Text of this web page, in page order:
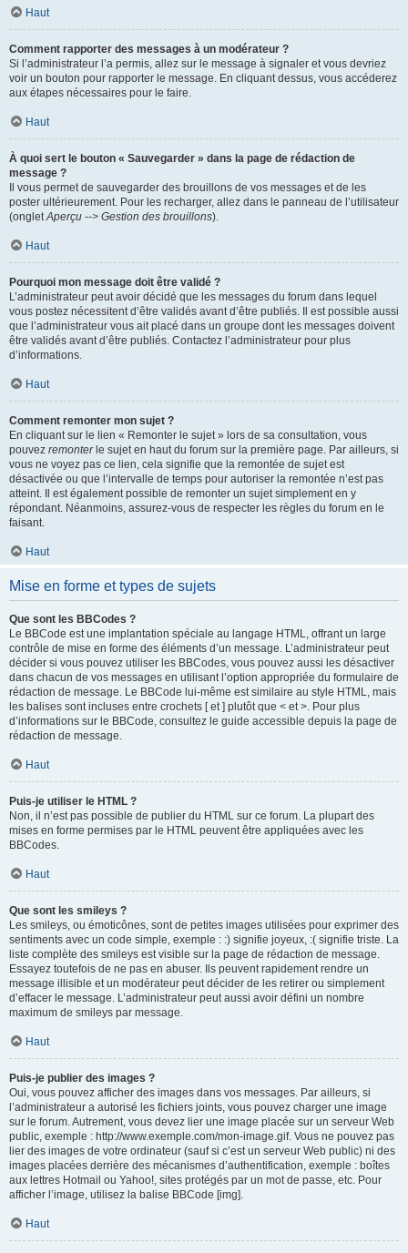
Haut
Comment rapporter des messages à un modérateur ?
Si l’administrateur l’a permis, allez sur le message à signaler et vous devriez
voir un bouton pour rapporter le message. En cliquant dessus, vous accéderez
aux étapes nécessaires pour le faire.
Haut
À quoi sert le bouton « Sauvegarder » dans la page de rédaction de
message ?
Il vous permet de sauvegarder des brouillons de vos messages et de les
poster ultérieurement. Pour les recharger, allez dans le panneau de l’utilisateur
(ongletAperçu --> Gestion des brouillons).
Haut
Pourquoi mon message doit être validé ?
L’administrateur peut avoir décidé que les messages du forum dans lequel
vous postez nécessitent d’être validés avant d’être publiés. Il est possible aussi
que l’administrateur vous ait placé dans un groupe dont les messages doivent
être validés avant d’être publiés. Contactez l’administrateur pour plus
d’informations.
Haut
Comment remonter mon sujet ?
En cliquant sur le lien « Remonter le sujet » lors de sa consultation, vous
pouvez remonterle sujet en haut du forum sur la première page. Par ailleurs, si
vous ne voyez pas ce lien, cela signifie que la remontée de sujet est
désactivée ou que l’intervalle de temps pour autoriser la remontée n’est pas
atteint. Il est également possible de remonter un sujet simplement en y
répondant. Néanmoins, assurez-vous de respecter les règles du forum en le
faisant.
Haut
Mise en forme et types de sujets
Que sont les BBCodes ?
Le BBCode est une implantation spéciale au langage HTML, offrant un large
contrôle de mise en forme des éléments d’un message. L’administrateur peut
décider si vous pouvez utiliser les BBCodes, vous pouvez aussi les désactiver
dans chacun de vos messages en utilisant l’option appropriée du formulaire de
rédaction de message. Le BBCode lui-même est similaire au style HTML, mais
les balises sont incluses entre crochets [ et ] plutôt que < et >. Pour plus
d’informations sur le BBCode, consultez le guide accessible depuis la page de
rédaction de message.
Haut
Puis-je utiliser le HTML ?
Non, il n’est pas possible de publier du HTML sur ce forum. La plupart des
mises en forme permises par le HTML peuvent être appliquées avec les
BBCodes.
Haut
Que sont les smileys ?
Les smileys, ou émoticônes, sont de petites images utilisées pour exprimer des
sentiments avec un code simple, exemple : :) signifie joyeux, :( signifie triste. La
liste complète des smileys est visible sur la page de rédaction de message.
Essayez toutefois de ne pas en abuser. Ils peuvent rapidement rendre un
message illisible et un modérateur peut décider de les retirer ou simplement
d’effacer le message. L’administrateur peut aussi avoir défini un nombre
maximum de smileys par message.
Haut
Puis-je publier des images ?
Oui, vous pouvez afficher des images dans vos messages. Par ailleurs, si
l’administrateur a autorisé les fichiers joints, vous pouvez charger une image
sur le forum. Autrement, vous devez lier une image placée sur un serveur Web
public, exemple : http://www.exemple.com/mon-image.gif. Vous ne pouvez pas
lier des images de votre ordinateur (sauf si c’est un serveur Web public) ni des
images placées derrière des mécanismes d’authentification, exemple : boîtes
aux lettres Hotmail ou Yahoo!, sites protégés par un mot de passe, etc. Pour
afficher l’image, utilisez la balise BBCode [img].
Haut